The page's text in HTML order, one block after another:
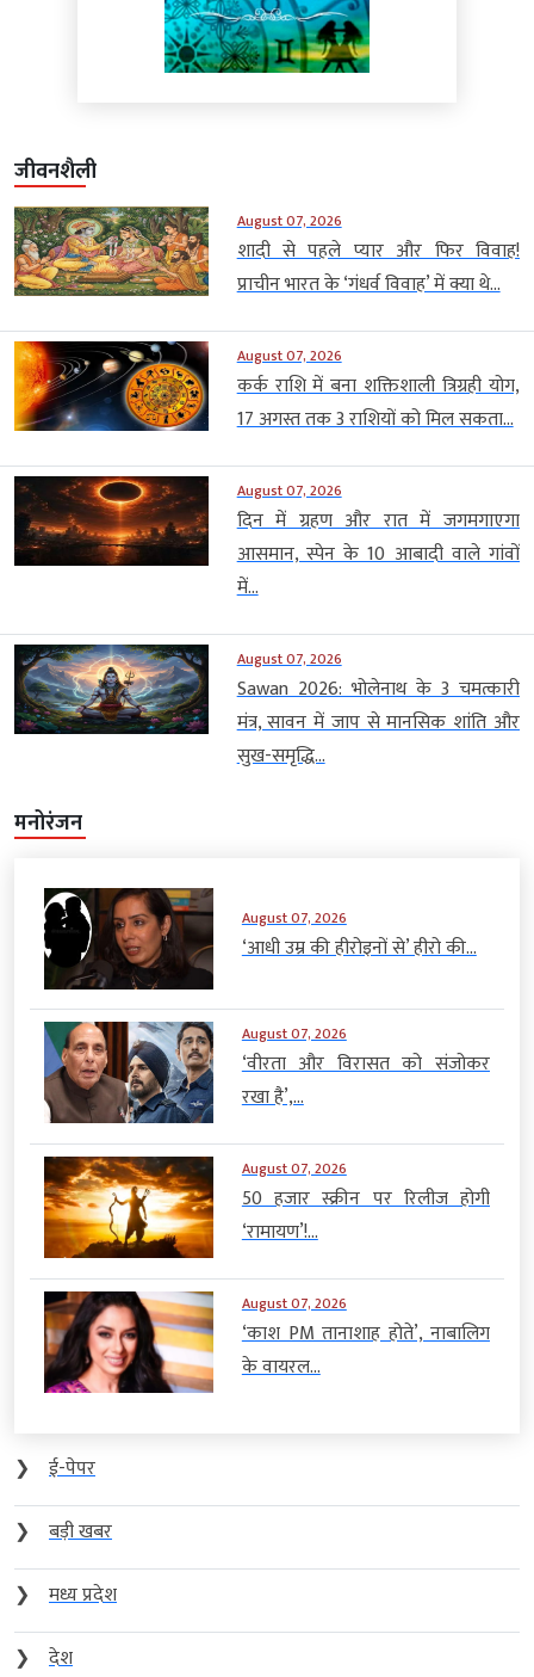
जीवनशैली
August 07, 2026
शादी से पहले प्यार और फिर विवाह!
प्राचीन भारत के ‘गंधर्व विवाह’ में क्या थे...
August 07, 2026
कर्क राशि में बना शक्तिशाली त्रिग्रही योग,
17 अगस्त तक 3 राशियों को मिल सकता...
August 07, 2026
दिन में ग्रहण और रात में जगमगाएगा
आसमान, स्पेन के 10 आबादी वाले गांवों
में...
August 07, 2026
Sawan 2026: भोलेनाथ के 3 चमत्कारी
मंत्र, सावन में जाप से मानसिक शांति और
सुख-समृद्धि...
मनोरंजन
August 07, 2026
‘आधी उम्र की हीरोइनों से’ हीरो की...
August 07, 2026
‘वीरता और विरासत को संजोकर
रखा है’,...
August 07, 2026
50 हजार स्क्रीन पर रिलीज होगी
‘रामायण’!...
August 07, 2026
‘काश PM तानाशाह होते’, नाबालिग
के वायरल...
❯
ई-पेपर
❯
बड़ी खबर
❯
मध्य प्रदेश
❯
देश